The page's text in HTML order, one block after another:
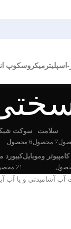
اسپلیتر میکروسکوپ
سلامت
7 محصول
سوکت
6 محصول
وموبایل
21 محصول
آشامیدنی و یا آب